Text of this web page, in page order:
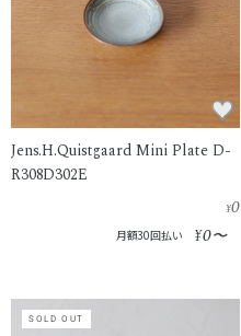
Jens.H.Quistgaard Mini Plate D-
R308D302E
¥0
月額30回払い ¥0〜
SOLD OUT